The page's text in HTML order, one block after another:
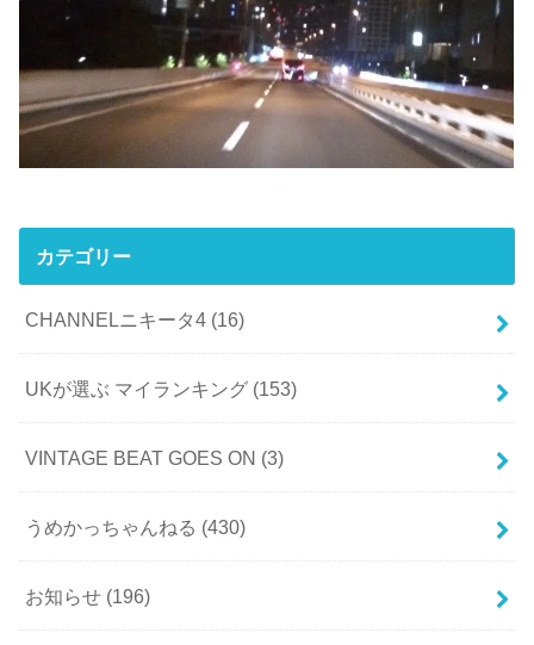
カテゴリー
CHANNELニキータ4 (16)
UKが選ぶ マイランキング (153)
VINTAGE BEAT GOES ON (3)
うめかっちゃんねる (430)
お知らせ (196)